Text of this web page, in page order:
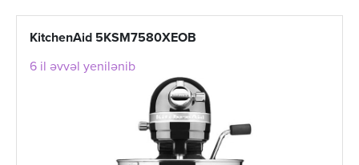
KitchenAid 5KSM7580XEOB
6 il əvvəl yenilənib